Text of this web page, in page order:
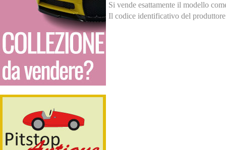
Si vende esattamente il modello
Il codice identificativo del